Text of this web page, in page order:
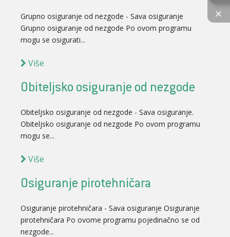
Grupno osiguranje od nezgode - Sava osiguranje
Grupno osiguranje od nezgode Po ovom programu
mogu se osigurati...
Više
Obiteljsko osiguranje od nezgode
Obiteljsko osiguranje od nezgode - Sava osiguranje.
Obiteljsko osiguranje od nezgode Po ovom programu
mogu se...
Više
Osiguranje pirotehničara
Osiguranje pirotehničara - Sava osiguranje Osiguranje
pirotehničara Po ovome programu pojedinačno se od
nezgode...
×